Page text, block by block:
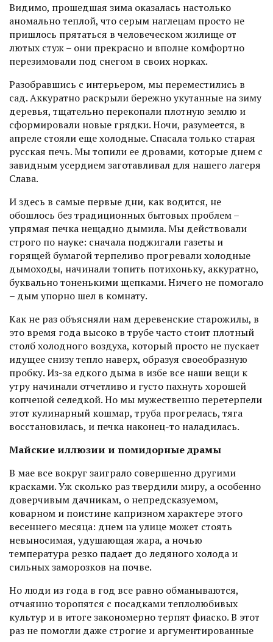
Видимо, прошедшая зима оказалась настолько
аномально теплой, что серым наглецам просто не
пришлось прятаться­ в человеческом жилище от
лютых стуж – они прекрасно и вполне комфортно
перезимовали под снегом в своих норках.
Разобравшись с интерьером, мы переместились в
сад. Аккуратно раскрыли бережно укутанные на зиму
деревья, тщательно перекопали плотную землю и
сформировали новые грядки. Ночи, разумеется, в
апреле стояли еще холодные. Спасала только старая
русская печь. Мы топили ее дровами, которые днем с
завидным усердием заготавливал для нашего лагеря
Слава.
И здесь в самые первые дни, как водится, не
обошлось без традиционных бытовых проб­лем –
упрямая печка нещадно дымила. Мы действовали
строго по науке: сначала поджигали газеты и
горящей бумагой терпеливо прогревали холодные
дымоходы, начинали топить потихоньку, аккуратно,
буквально тоненькими щепками. Ничего не помогало
– дым упорно шел в комнату.
Как не раз объясняли нам деревенские старожилы, в
это время года высоко в трубе часто стоит плотный
столб холодного воздуха, который просто не пускает
идущее снизу тепло наверх, образуя своеобразную
пробку. Из-за едкого дыма в избе все наши вещи к
утру начинали отчетливо и густо пахнуть хорошей
копченой селедкой. Но мы мужественно перетерпели
этот кулинарный кошмар, труба прогрелась, тяга
восстановилась, и печка наконец-то наладилась.
Майские иллюзии и помидорные драмы
В мае все вокруг заиграло совершенно другими
красками. Уж сколько раз твердили миру, а особенно
доверчивым дачникам, о непредсказуемом,
коварном и поистине капризном характере этого
весеннего месяца: днем на улице может стоять
невыносимая, удушаю­щая жара, а ночью
температура резко падает до ледяного холода и
сильных заморозков на почве.
Но люди из года в год все равно обманываются,
отчаянно торопятся с посадками теплолюбивых
культур и в итоге закономерно терпят фиаско. В этот
раз не помогли даже строгие и аргументированные